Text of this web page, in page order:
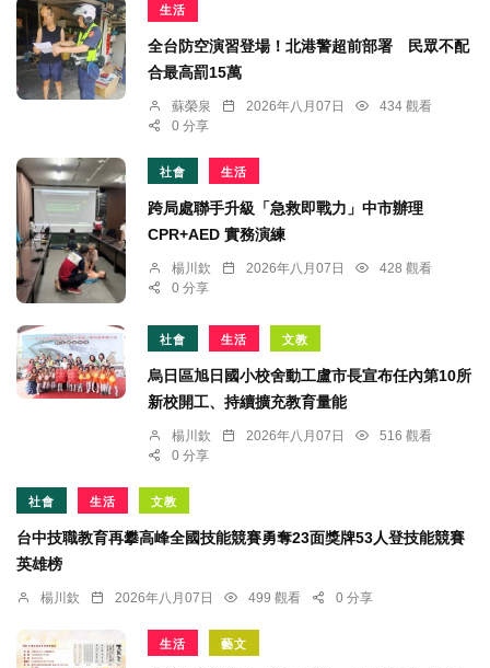
生活
全台防空演習登場！北港警超前部署 民眾不配
合最高罰15萬
蘇榮泉 2026年八月07日
434 觀看
0 分享
社會 生活
跨局處聯手升級「急救即戰力」中市辦理
CPR+AED 實務演練
楊川欽 2026年八月07日
428 觀看
0 分享
社會 生活 文教
烏日區旭日國小校舍動工盧市長宣布任內第10所
新校開工、持續擴充教育量能
楊川欽 2026年八月07日
516 觀看
0 分享
社會 生活 文教
台中技職教育再攀高峰全國技能競賽勇奪23面獎牌53人登技能競賽
英雄榜
楊川欽 2026年八月07日 499 觀看 0 分享
生活 藝文